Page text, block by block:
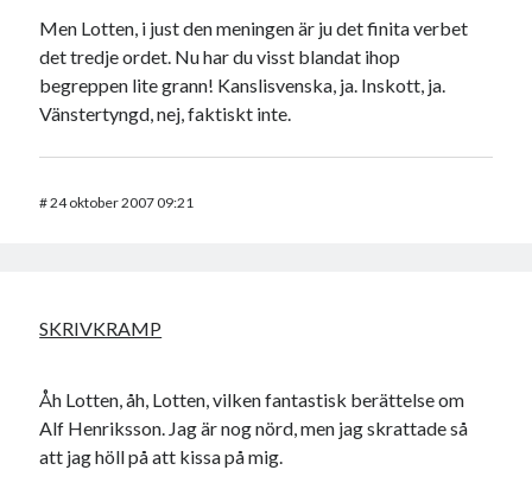
Men Lotten, i just den meningen är ju det finita verbet
det tredje ordet. Nu har du visst blandat ihop
begreppen lite grann! Kanslisvenska, ja. Inskott, ja.
Vänstertyngd, nej, faktiskt inte.
#24 oktober 2007 09:21
SKRIVKRAMP
Åh Lotten, åh, Lotten, vilken fantastisk berättelse om
Alf Henriksson. Jag är nog nörd, men jag skrattade så
att jag höll på att kissa på mig.